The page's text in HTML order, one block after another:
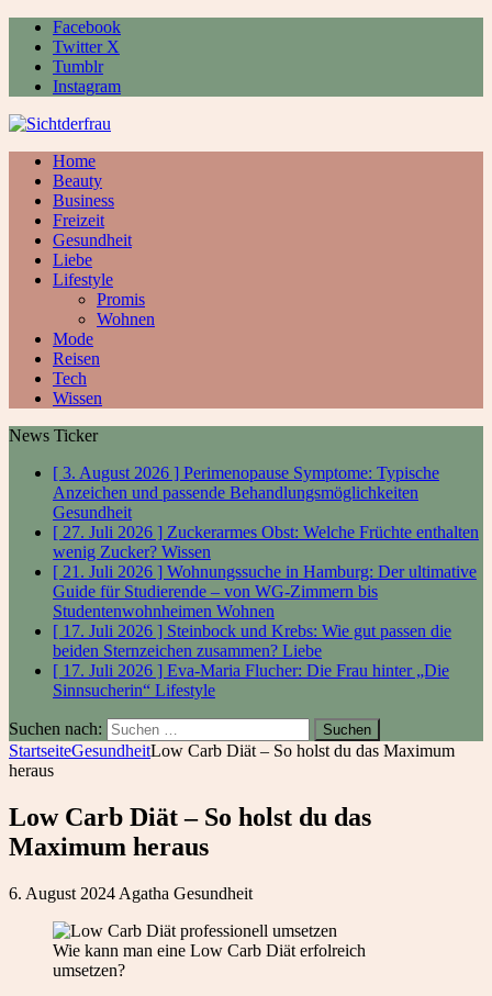
Facebook
Twitter X
Tumblr
Instagram
Home
Beauty
Business
Freizeit
Gesundheit
Liebe
Lifestyle
Promis
Wohnen
Mode
Reisen
Tech
Wissen
News Ticker
[ 3. August 2026 ] Perimenopause Symptome: Typische
Anzeichen und passende Behandlungsmöglichkeiten
Gesundheit
[ 27. Juli 2026 ] Zuckerarmes Obst: Welche Früchte enthalten
wenig Zucker? Wissen
[ 21. Juli 2026 ] Wohnungssuche in Hamburg: Der ultimative
Guide für Studierende – von WG-Zimmern bis
Studentenwohnheimen Wohnen
[ 17. Juli 2026 ] Steinbock und Krebs: Wie gut passen die
beiden Sternzeichen zusammen? Liebe
[ 17. Juli 2026 ] Eva-Maria Flucher: Die Frau hinter „Die
Sinnsucherin“ Lifestyle
Suchen nach:
StartseiteGesundheitLow Carb Diät – So holst du das Maximum
heraus
Low Carb Diät – So holst du das
Maximum heraus
6. August 2024 Agatha Gesundheit
Wie kann man eine Low Carb Diät erfolreich
umsetzen?